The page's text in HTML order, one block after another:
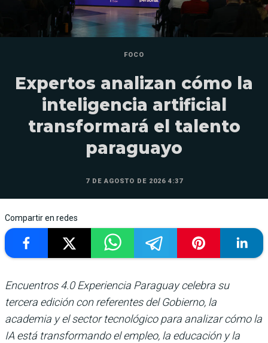
FOCO
Expertos analizan cómo la
inteligencia artificial
transformará el talento
paraguayo
7 DE AGOSTO DE 2026 4:37
Compartir en redes
Encuentros 4.0 Experiencia Paraguay celebra su
tercera edición con referentes del Gobierno, la
academia y el sector tecnológico para analizar cómo la
IA está transformando el empleo, la educación y la